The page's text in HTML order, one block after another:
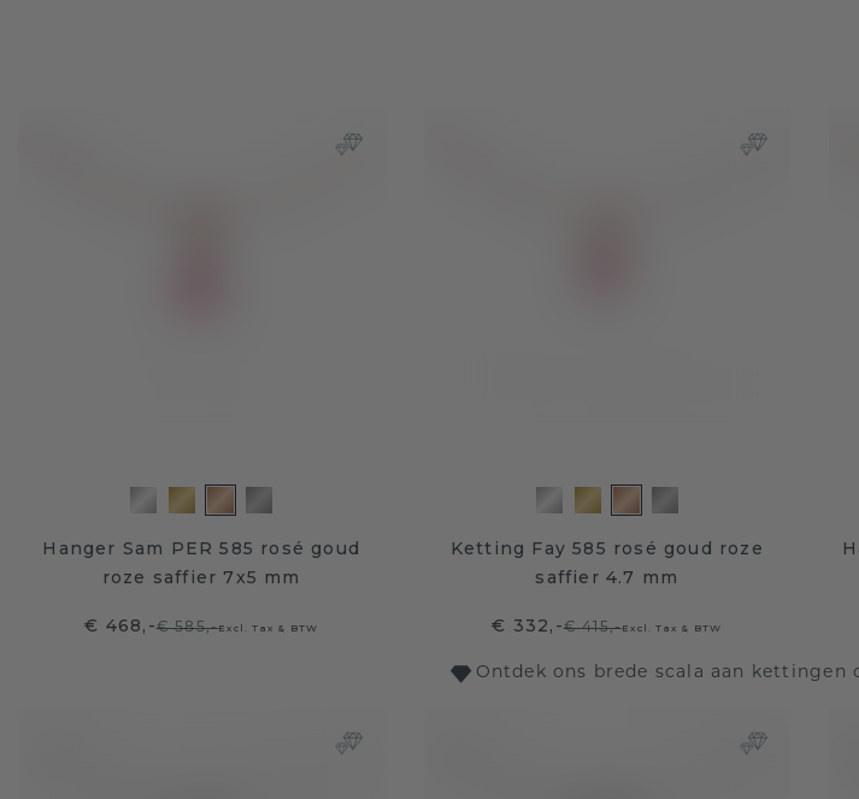
Hanger Sam PER 585 rosé goud
roze saffier 7x5 mm
€ 468,-€ 585,-Excl. Tax & BTW
Ketting Fay 585 rosé goud roze
saffier 4.7 mm
€ 332,-€ 415,-Excl. Tax & BTW
Ontdek ons brede scala aan